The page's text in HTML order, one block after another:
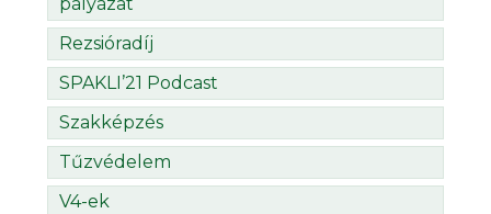
Rezsióradíj
SPAKLI’21 Podcast
Szakképzés
Tűzvédelem
V4-ek